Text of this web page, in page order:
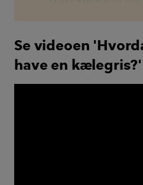
Se videoen
have en kælegris?'